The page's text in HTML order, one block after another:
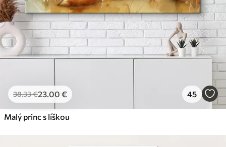
38.33€23.00 € 45
Malý princ s líškou